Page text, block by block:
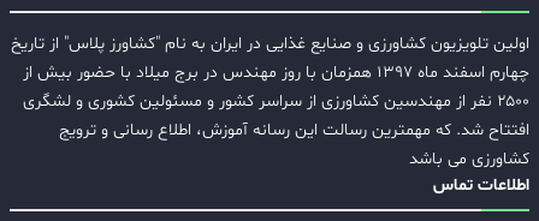
اولین تلویزیون کشاورزی و صنایع غذایی در ایران به نام "کشاورز پلاس" از تاریخ
چهارم اسفند ماه ۱۳۹۷ همزمان با روز مهندس در برج میلاد با حضور بیش از
۲۵۰۰ نفر از مهندسین کشاورزی از سراسر کشور و مسئولین کشوری و لشگری
افتتاح شد. که مهمترین رسالت این رسانه آموزش، اطلاع رسانی و ترویج
کشاورزی می باشد
اطلاعات تماس